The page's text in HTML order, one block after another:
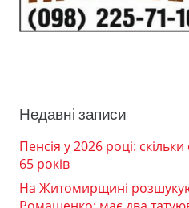
Недавні записи
Пенсія у 2026 році:
65 років
На Житомирщині